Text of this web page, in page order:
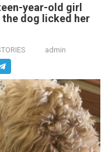
year-old girl
dog licked her
admin